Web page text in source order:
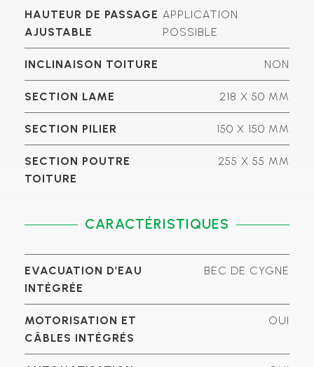
HAUTEUR DE PASSAGE
AJUSTABLE
APPLICATION
POSSIBLE
INCLINAISON TOITURE NON
SECTION LAME 218 X 50 MM
SECTION PILIER 150 X 150 MM
SECTION POUTRE
TOITURE
255 X 55 MM
CARACTÉRISTIQUES
EVACUATION D’EAU
INTÉGRÉE
BEC DE CYGNE
MOTORISATION ET
CÂBLES INTÉGRÉS
OUI